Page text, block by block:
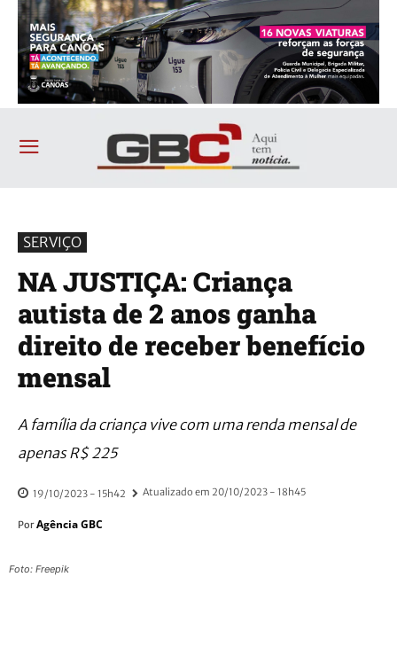
SERVIÇO
NA JUSTIÇA: Criança
autista de 2 anos ganha
direito de receber benefício
mensal
A família da criança vive com uma renda mensal de
apenas R$ 225
19/10/2023 - 15h42 Atualizado em 20/10/2023 - 18h45
Por Agência GBC
Foto: Freepik